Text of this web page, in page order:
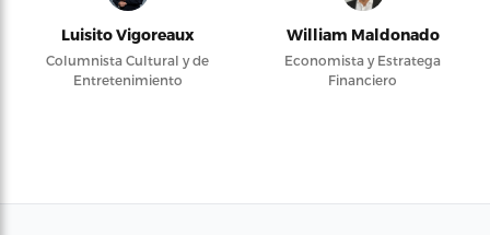
Luisito Vigoreaux
Columnista Cultural y de
Entretenimiento
William Maldonado
Economista y Estratega
Financiero